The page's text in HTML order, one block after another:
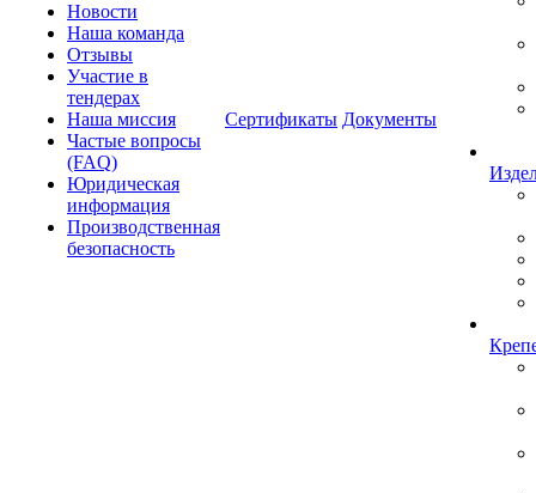
Новости
Наша команда
Отзывы
Участие в
тендерах
Наша миссия
Частые вопросы
(FAQ)
Юридическая
информация
Производственная
безопасность
Сертификаты Документы